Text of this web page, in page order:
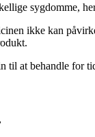
sygdomme,
ikke kan
til at behandle for